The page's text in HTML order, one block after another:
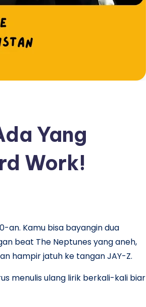
Yang
Work!
an. Kamu bisa bayangin dua
beat The Neptunes yang aneh,
hampir jatuh ke tangan JAY-Z.
menulis ulang lirik berkali-kali biar